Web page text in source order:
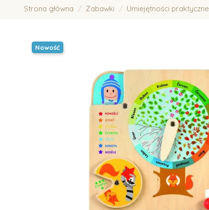
Strona główna Zabawki Umiejętności praktyczne
Nowość